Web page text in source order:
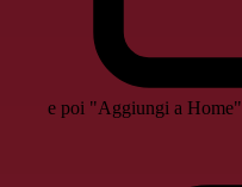
e poi "Aggiungi a Home"